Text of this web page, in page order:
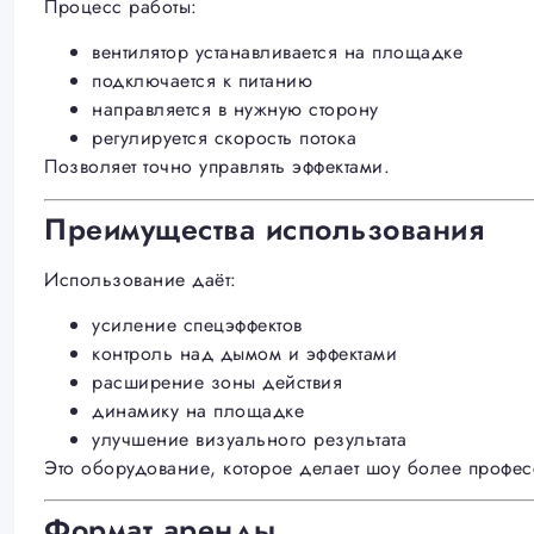
Процесс работы:
вентилятор устанавливается на площадке
подключается к питанию
направляется в нужную сторону
регулируется скорость потока
Позволяет точно управлять эффектами.
Преимущества использования
Использование даёт:
усиление спецэффектов
контроль над дымом и эффектами
расширение зоны действия
динамику на площадке
улучшение визуального результата
Это оборудование, которое делает шоу более